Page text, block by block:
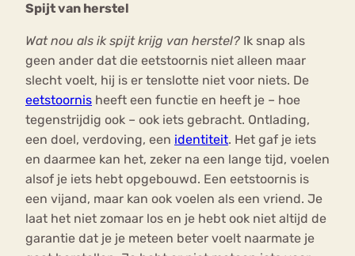
Spijt van herstel
Wat nou als ik spijt krijg van herstel? Ik snap als
geen ander dat die eetstoornis niet alleen maar
slecht voelt, hij is er tenslotte niet voor niets. De
eetstoornis heeft een functie en heeft je – hoe
tegenstrijdig ook – ook iets gebracht. Ontlading,
een doel, verdoving, een identiteit. Het gaf je iets
en daarmee kan het, zeker na een lange tijd, voelen
alsof je iets hebt opgebouwd. Een eetstoornis is
een vijand, maar kan ook voelen als een vriend. Je
laat het niet zomaar los en je hebt ook niet altijd de
garantie dat je je meteen beter voelt naarmate je